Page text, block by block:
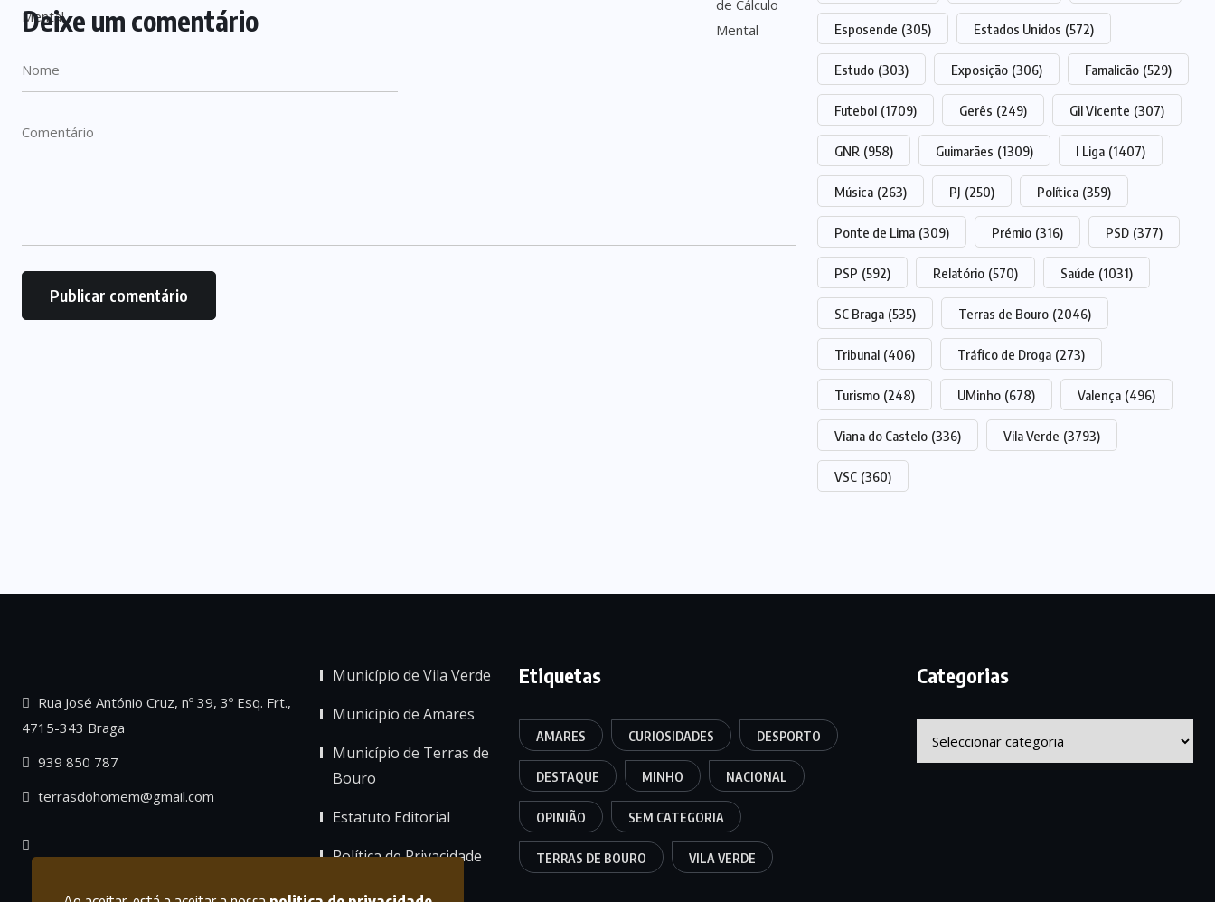
Deixe um comentário Esposende (305) Estados Unidos (572)
Estudo (303) Exposição (306) Famalicão (529)
Futebol (1709) Gerês (249) Gil Vicente (307)
GNR (958) Guimarães (1309) I Liga (1407)
Música (263) PJ (250) Política (359)
Ponte de Lima (309) Prémio (316) PSD (377)
PSP (592) Relatório (570) Saúde (1031)
SC Braga (535) Terras de Bouro (2046)
Tribunal (406) Tráfico de Droga (273)
Turismo (248) UMinho (678) Valença (496)
Viana do Castelo (336) Vila Verde (3793)
VSC (360)
Rua José António Cruz, nº 39, 3º Esq. Frt.,
4715-343 Braga
939 850 787
terrasdohomem@gmail.com
Município de Vila Verde
Município de Amares
Município de Terras de
Bouro
Estatuto Editorial
Política de Privacidade
Etiquetas
AMARES CURIOSIDADES DESPORTO
DESTAQUE MINHO NACIONAL
OPINIÃO SEM CATEGORIA
TERRAS DE BOURO VILA VERDE
Categorias